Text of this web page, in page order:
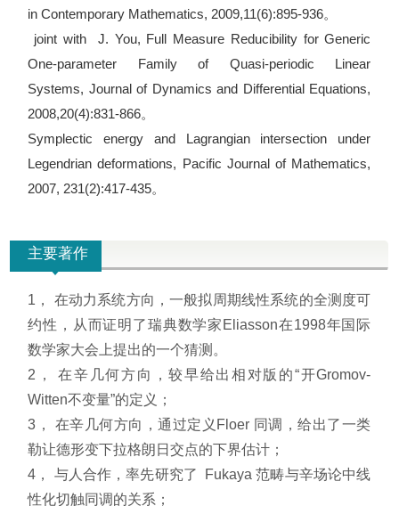
in Contemporary Mathematics, 2009,11(6):895-936。
joint with J. You, Full Measure Reducibility for Generic
One-parameter Family of Quasi-periodic Linear
Systems, Journal of Dynamics and Differential Equations,
2008,20(4):831-866。
Symplectic energy and Lagrangian intersection under
Legendrian deformations, Pacific Journal of Mathematics,
2007, 231(2):417-435。
主要著作
1， 在动力系统方向，一般拟周期线性系统的全测度可
约性，从而证明了瑞典数学家Eliasson在1998年国际
数学家大会上提出的一个猜测。
2， 在辛几何方向，较早给出相对版的“开Gromov-
Witten不变量”的定义；
3， 在辛几何方向，通过定义Floer 同调，给出了一类
勒让德形变下拉格朗日交点的下界估计；
4， 与人合作，率先研究了 Fukaya 范畴与辛场论中线
性化切触同调的关系；